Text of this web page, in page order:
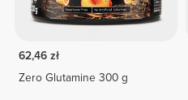
62,46 zł
Zero Glutamine 300 g